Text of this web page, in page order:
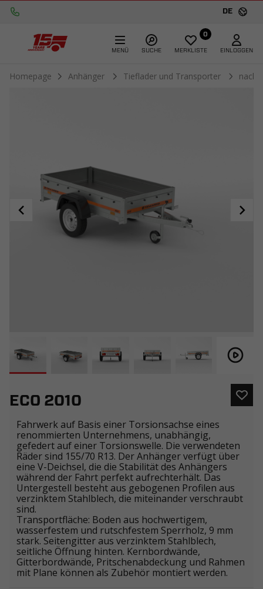
DE
MENÜ SUCHE
0
MERKLISTE EINLOGGEN
Homepage Anhänger Tieflader und Transporter nach
ECO 2010
Fahrwerk auf Basis einer Torsionsachse eines
renommierten Unternehmens, unabhängig,
gefedert auf einer Torsionswelle. Die verwendeten
Räder sind 155/70 R13. Der Anhänger verfügt über
eine V-Deichsel, die die Stabilität des Anhängers
während der Fahrt perfekt aufrechterhält. Das
Untergestell besteht aus gebogenen Profilen aus
verzinktem Stahlblech, die miteinander verschraubt
sind.
Transportfläche: Boden aus hochwertigem,
wasserfestem und rutschfestem Sperrholz, 9 mm
stark. Seitengitter aus verzinktem Stahlblech,
seitliche Öffnung hinten. Kernbordwände,
Gitterbordwände, Pritschenabdeckung und Rahmen
mit Plane können als Zubehör montiert werden.